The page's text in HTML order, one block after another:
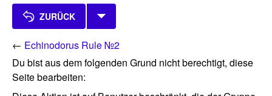
ZURÜCK
← Echinodorus Rule №2
Du bist aus dem folgenden Grund nicht berechtigt, diese
Seite bearbeiten: